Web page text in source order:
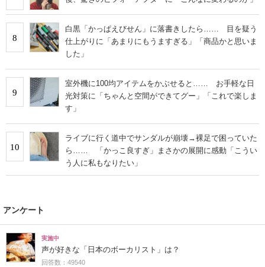
8
白黒「かっぱえびせん」に落書きしたら…… 目を疑う
仕上がりに「あまりにもうますぎる」「商品かと思いま
した」
9
室外機に100均アイテムをかぶせると…… お手軽な日
光対策に「ちゃんと空間ができてグー」「これで楽しま
す」
10
ライブに行く道中でサンダルが崩壊→裸足で困っていた
ら…… 「かっこ良すぎ」まさかの展開に感動「こうい
う人に私もなりたい」
アンケート
実施中
声が好きな「日本のボーカリスト」は？
回答数：49540